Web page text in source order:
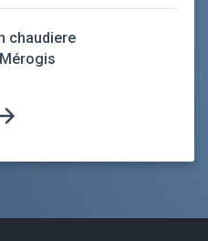
chaudiere